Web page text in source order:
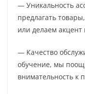
— Уникальность
предлагать
или делаем акцент
— Качество
обучение, мы
внимательность к